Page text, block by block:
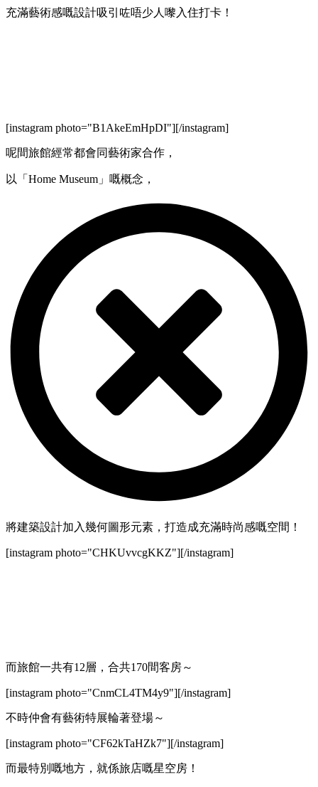
充滿藝術感嘅設計吸引咗唔少人嚟入住打卡！
[instagram photo="B1AkeEmHpDI"][/instagram]
呢間旅館經常都會同藝術家合作，
以「Home Museum」嘅概念，
將建築設計加入幾何圖形元素，打造成充滿時尚感嘅空間！
[instagram photo="CHKUvvcgKKZ"][/instagram]
而旅館一共有12層，合共170間客房～
[instagram photo="CnmCL4TM4y9"][/instagram]
不時仲會有藝術特展輪著登場～
[instagram photo="CF62kTaHZk7"][/instagram]
而最特別嘅地方，就係旅店嘅星空房！